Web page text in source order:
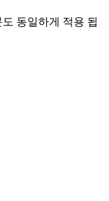
동일하게 적용 됩